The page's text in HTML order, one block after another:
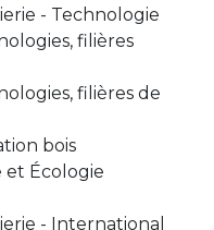
- Technologie
filières
filières de
bois
et Écologie
- International